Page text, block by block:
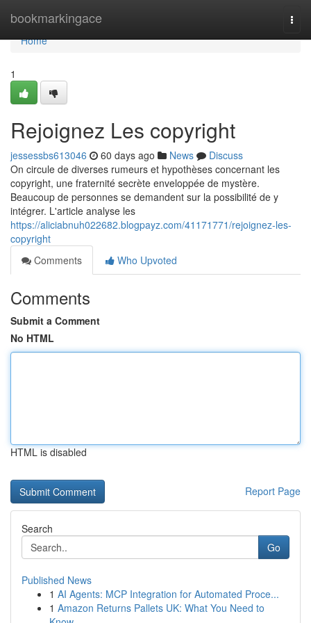
bookmarkingace
Home
Home
1
Rejoignez Les copyright
jessessbs613046 60 days ago News
Discuss
On circule de diverses rumeurs et hypothèses concernant les
copyright, une fraternité secrète enveloppée de mystère.
Beaucoup de personnes se demandent sur la possibilité de y
intégrer. L'article analyse les
https://aliciabnuh022682.blogpayz.com/41171771/rejoignez-les-
copyright
Comments
Who Upvoted
Comments
Submit a Comment
No HTML
HTML is disabled
Report Page
Search
Go
Published News
1 AI Agents: MCP Integration for Automated Proce...
1 Amazon Returns Pallets UK: What You Need to